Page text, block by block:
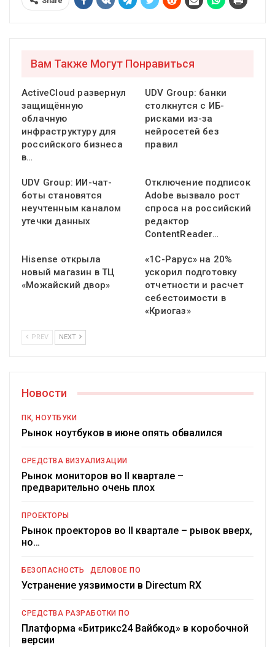
Вам Также Могут Понравиться
ActiveCloud развернул
защищённую
облачную
инфраструктуру для
российского бизнеса
в…
UDV Group: банки
столкнутся с ИБ-
рисками из-за
нейросетей без
правил
UDV Group: ИИ-чат-
боты становятся
неучтенным каналом
утечки данных
Отключение подписок
Adobe вызвало рост
спроса на российский
редактор
ContentReader…
Hisense открыла
новый магазин в ТЦ
«Можайский двор»
«1С-Рарус» на 20%
ускорил подготовку
отчетности и расчет
себестоимости в
«Криогаз»
PREV NEXT
Новости
ПК, НОУТБУКИ
Рынок ноутбуков в июне опять обвалился
СРЕДСТВА ВИЗУАЛИЗАЦИИ
Рынок мониторов во II квартале –
предварительно очень плох
ПРОЕКТОРЫ
Рынок проекторов во II квартале – рывок вверх,
но…
БЕЗОПАСНОСТЬ ДЕЛОВОЕ ПО
Устранение уязвимости в Directum RX
СРЕДСТВА РАЗРАБОТКИ ПО
Платформа «Битрикс24 Вайбкод» в коробочной
версии